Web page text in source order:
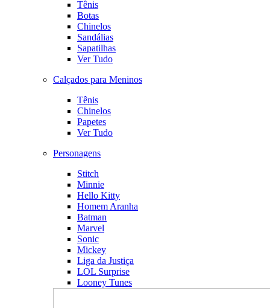
Tênis
Botas
Chinelos
Sandálias
Sapatilhas
Ver Tudo
Calçados para Meninos
Tênis
Chinelos
Papetes
Ver Tudo
Personagens
Stitch
Minnie
Hello Kitty
Homem Aranha
Batman
Marvel
Sonic
Mickey
Liga da Justiça
LOL Surprise
Looney Tunes